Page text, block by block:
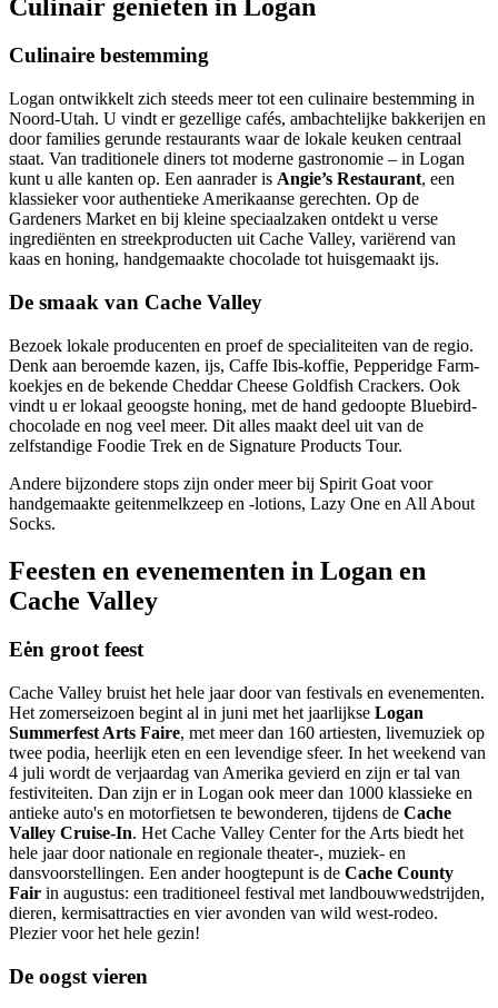
Culinair genieten in Logan
Culinaire bestemming
Logan ontwikkelt zich steeds meer tot een culinaire bestemming in
Noord-Utah. U vindt er gezellige cafés, ambachtelijke bakkerijen en
door families gerunde restaurants waar de lokale keuken centraal
staat. Van traditionele diners tot moderne gastronomie – in Logan
kunt u alle kanten op. Een aanrader is Angie’s Restaurant, een
klassieker voor authentieke Amerikaanse gerechten. Op de
Gardeners Market en bij kleine speciaalzaken ontdekt u verse
ingrediënten en streekproducten uit Cache Valley, variërend van
kaas en honing, handgemaakte chocolade tot huisgemaakt ijs.
De smaak van Cache Valley
Bezoek lokale producenten en proef de specialiteiten van de regio.
Denk aan beroemde kazen, ijs, Caffe Ibis-koffie, Pepperidge Farm-
koekjes en de bekende Cheddar Cheese Goldfish Crackers. Ook
vindt u er lokaal geoogste honing, met de hand gedoopte Bluebird-
chocolade en nog veel meer. Dit alles maakt deel uit van de
zelfstandige Foodie Trek en de Signature Products Tour.
Andere bijzondere stops zijn onder meer bij Spirit Goat voor
handgemaakte geitenmelkzeep en -lotions, Lazy One en All About
Socks.
Feesten en evenementen in Logan en
Cache Valley
Eėn groot feest
Cache Valley bruist het hele jaar door van festivals en evenementen.
Het zomerseizoen begint al in juni met het jaarlijkse Logan
Summerfest Arts Faire, met meer dan 160 artiesten, livemuziek op
twee podia, heerlijk eten en een levendige sfeer. In het weekend van
4 juli wordt de verjaardag van Amerika gevierd en zijn er tal van
festiviteiten. Dan zijn er in Logan ook meer dan 1000 klassieke en
antieke auto's en motorfietsen te bewonderen, tijdens de Cache
Valley Cruise-In. Het Cache Valley Center for the Arts biedt het
hele jaar door nationale en regionale theater-, muziek- en
dansvoorstellingen. Een ander hoogtepunt is de Cache County
Fair in augustus: een traditioneel festival met landbouwwedstrijden,
dieren, kermisattracties en vier avonden van wild west-rodeo.
Plezier voor het hele gezin!
De oogst vieren